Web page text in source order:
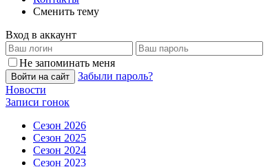
Сменить тему
Вход в аккаунт
Не запоминать меня
Войти на сайт
Забыли пароль?
Новости
Записи гонок
Сезон 2026
Сезон 2025
Сезон 2024
Сезон 2023